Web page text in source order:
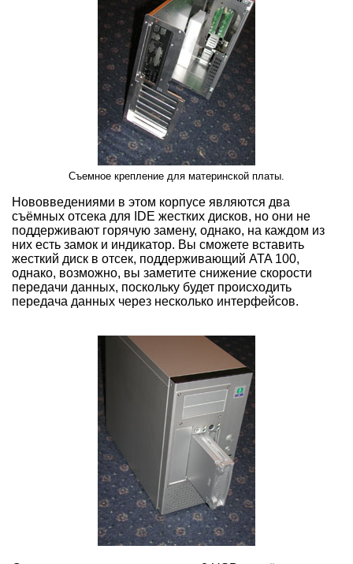
Съемное крепление для материнской платы.
Нововведениями в этом корпусе являются два
съёмных отсека для IDE жестких дисков, но они не
поддерживают горячую замену, однако, на каждом из
них есть замок и индикатор. Вы сможете вставить
жесткий диск в отсек, поддерживающий ATA 100,
однако, возможно, вы заметите снижение скорости
передачи данных, поскольку будет происходить
передача данных через несколько интерфейсов.